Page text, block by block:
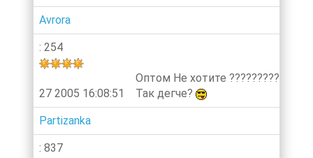
Avrora
: 254
27 2005 16:08:51
Оптом Не хотите
Так дегче?
Partizanka
: 837